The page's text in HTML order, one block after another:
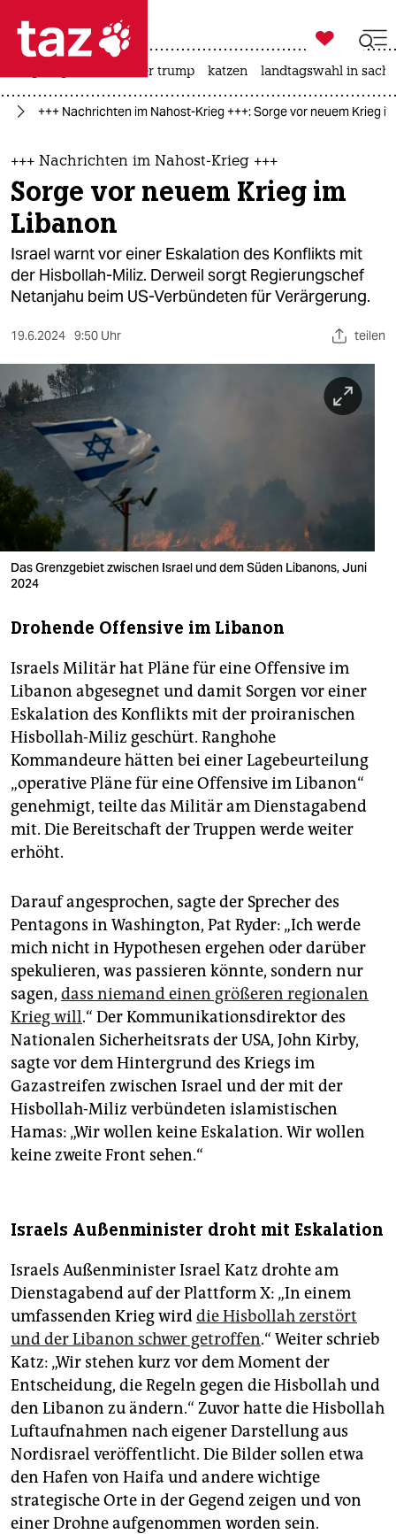
 taz zahl ich
taz zahl ich
themen
politik
öko
gesellschaft
sport
berlin
nord
wahrheit
verlag
verlag
veranstaltungen
shop
unterstützen
abo
genossenschaft
epaper login

taz zahl ich
usa unter trump katzen landtagswahl in
+++ Nachrichten im Nahost-Krieg +++: Sorge vor neuem Krieg
+++ Nachrichten im Nahost-Krieg +++
Sorge vor neuem Krieg im
Libanon
Israel warnt vor einer Eskalation des Konflikts mit
der Hisbollah-Miliz. Derweil sorgt Regierungschef
Netanjahu beim US-Verbündeten für Verärgerung.
19.6.2024 9:50 Uhr teilen
Das Grenzgebiet zwischen Israel und dem Süden Libanons, Juni
2024
Drohende Offensive im Libanon
Israels Militär hat Pläne für eine Offensive im
Libanon abgesegnet und damit Sorgen vor einer
Eskalation des Konflikts mit der proiranischen
Hisbollah-Miliz geschürt. Ranghohe
Kommandeure hätten bei einer Lagebeurteilung
„operative Pläne für eine Offensive im Libanon“
genehmigt, teilte das Militär am Dienstagabend
mit. Die Bereitschaft der Truppen werde weiter
erhöht.
Darauf angesprochen, sagte der Sprecher des
Pentagons in Washington, Pat Ryder: „Ich werde
mich nicht in Hypothesen ergehen oder darüber
spekulieren, was passieren könnte, sondern nur
sagen, dass niemand einen größeren regionalen
Krieg will.“ Der Kommunikationsdirektor des
Nationalen Sicherheitsrats der USA, John Kirby,
sagte vor dem Hintergrund des Kriegs im
Gazastreifen zwischen Israel und der mit der
Hisbollah-Miliz verbündeten islamistischen
Hamas: „Wir wollen keine Eskalation. Wir wollen
keine zweite Front sehen.“
Israels Außenminister droht mit Eskalation
Israels Außenminister Israel Katz drohte am
Dienstagabend auf der Plattform X: „In einem
umfassenden Krieg wirddie Hisbollah zerstört
und der Libanon schwer getroffen.“ Weiter schrieb
Katz: „Wir stehen kurz vor dem Moment der
Entscheidung, die Regeln gegen die Hisbollah und
den Libanon zu ändern.“ Zuvor hatte die Hisbollah
Luftaufnahmen nach eigener Darstellung aus
Nordisrael veröffentlicht. Die Bilder sollen etwa
den Hafen von Haifa und andere wichtige
strategische Orte in der Gegend zeigen und von
einer Drohne aufgenommen worden sein.